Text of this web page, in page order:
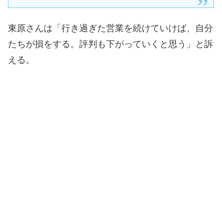
東原さんは「行き過ぎた営業を続けていけば、自分
たちが損をする。評判も下がっていくと思う」と訴
える。